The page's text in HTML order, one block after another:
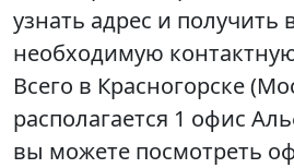
узнать адрес и получить
необходимую
Всего в Красногорске
располагается 1 офис
вы можете посмотреть